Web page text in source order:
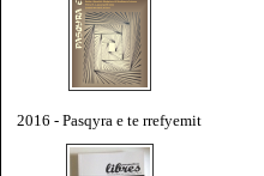
2016 - Pasqyra e te rrefyemit